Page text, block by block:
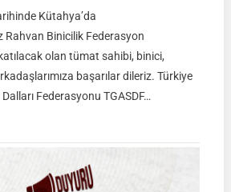
Kütahya’da
Rahvan Binicilik Federasyon
olan tümat sahibi, binici,
başarılar dileriz. Türkiye
Federasyonu TGASDF…
Federasyon